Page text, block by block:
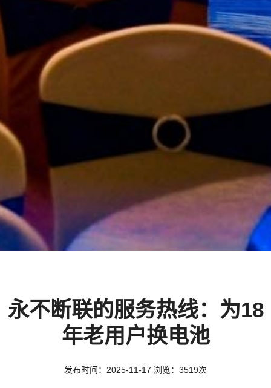
永不断联的服务热线：为18
年老用户换电池
发布时间：2025-11-17 浏览：3519次